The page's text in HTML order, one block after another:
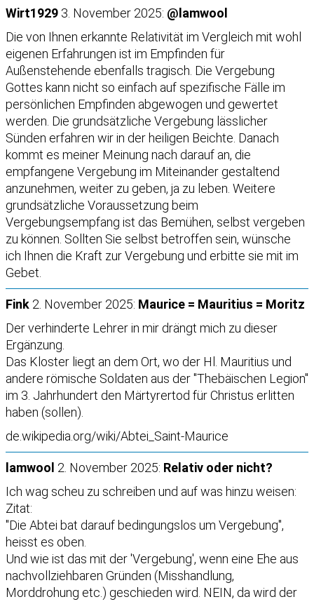
Wirt1929 3. November 2025: @lamwool
Die von Ihnen erkannte Relativität im Vergleich mit wohl
eigenen Erfahrungen ist im Empfinden für
Außenstehende ebenfalls tragisch. Die Vergebung
Gottes kann nicht so einfach auf spezifische Fälle im
persönlichen Empfinden abgewogen und gewertet
werden. Die grundsätzliche Vergebung lässlicher
Sünden erfahren wir in der heiligen Beichte. Danach
kommt es meiner Meinung nach darauf an, die
empfangene Vergebung im Miteinander gestaltend
anzunehmen, weiter zu geben, ja zu leben. Weitere
grundsätzliche Voraussetzung beim
Vergebungsempfang ist das Bemühen, selbst vergeben
zu können. Sollten Sie selbst betroffen sein, wünsche
ich Ihnen die Kraft zur Vergebung und erbitte sie mit im
Gebet.
Fink 2. November 2025: Maurice = Mauritius = Moritz
Der verhinderte Lehrer in mir drängt mich zu dieser
Ergänzung.
Das Kloster liegt an dem Ort, wo der Hl. Mauritius und
andere römische Soldaten aus der "Thebäischen Legion"
im 3. Jahrhundert den Märtyrertod für Christus erlitten
haben (sollen).
de.wikipedia.org/wiki/Abtei_Saint-Maurice
lamwool 2. November 2025: Relativ oder nicht?
Ich wag scheu zu schreiben und auf was hinzu weisen:
Zitat:
"Die Abtei bat darauf bedingungslos um Vergebung",
heisst es oben.
Und wie ist das mit der 'Vergebung', wenn eine Ehe aus
nachvollziehbaren Gründen (Misshandlung,
Morddrohung etc.) geschieden wird. NEIN, da wird der